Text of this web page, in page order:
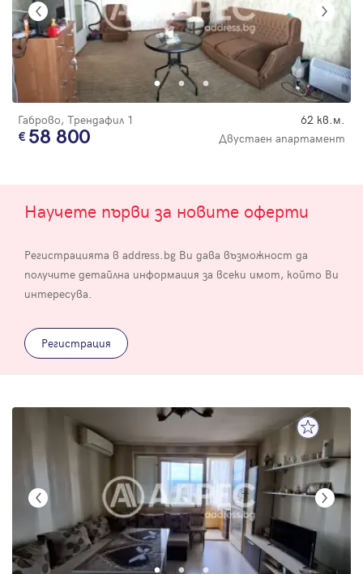
Габрово, Трендафил 1 62 кв.м.
58 800 Двустаен апартамент
Научете първи за новите оферти
Регистрацията в address.bg Ви дава възможност да
получите детайлна информация за всеки имот, който Ви
интересува.
Регистрация